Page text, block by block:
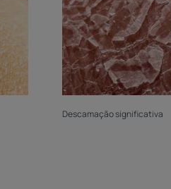
Descamação significativa